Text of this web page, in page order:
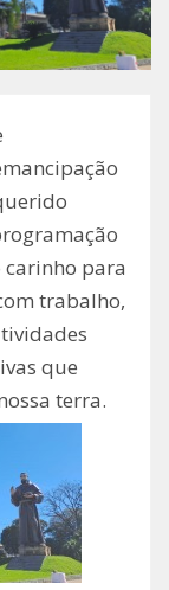
para
trabalho,
que
terra.